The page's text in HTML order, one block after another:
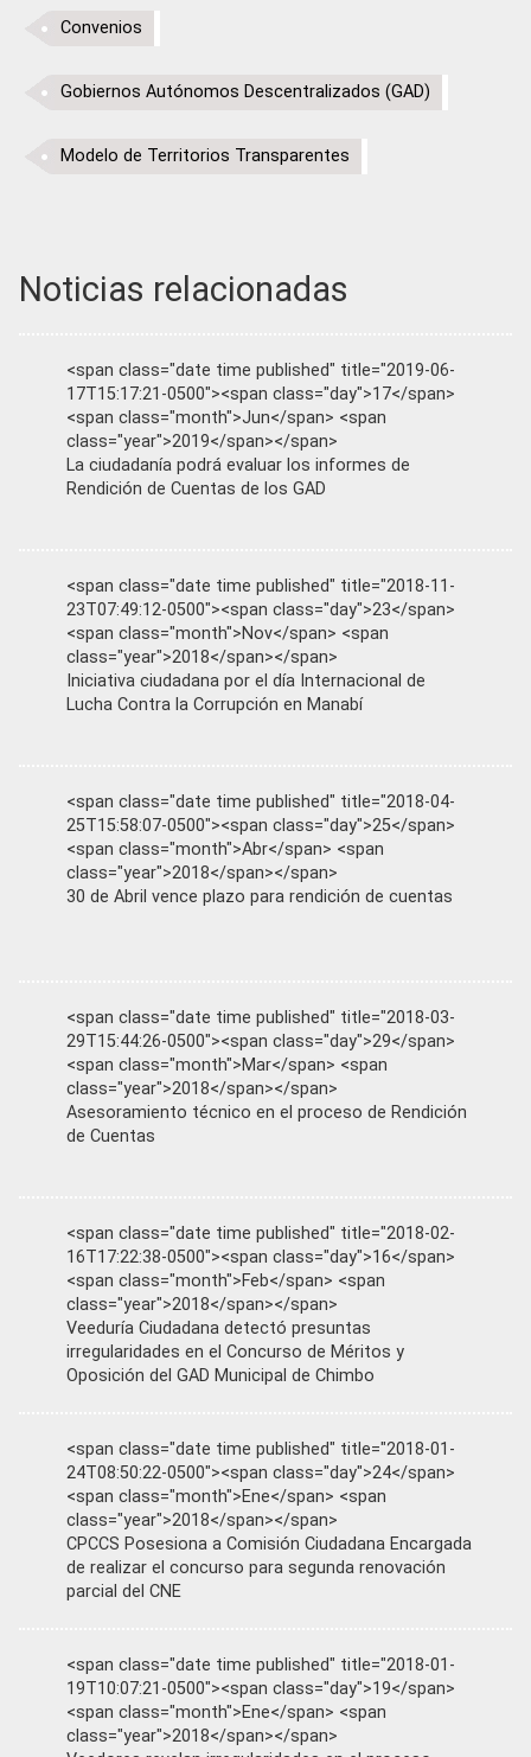
Convenios
Gobiernos Autónomos Descentralizados (GAD)
Modelo de Territorios Transparentes
Noticias relacionadas
<span class="date time published" title="2019-06-
17T15:17:21-0500"><span class="day">17</span>
<span class="month">Jun</span> <span
class="year">2019</span></span>
La ciudadanía podrá evaluar los informes de
Rendición de Cuentas de los GAD
<span class="date time published" title="2018-11-
23T07:49:12-0500"><span class="day">23</span>
<span class="month">Nov</span> <span
class="year">2018</span></span>
Iniciativa ciudadana por el día Internacional de
Lucha Contra la Corrupción en Manabí
<span class="date time published" title="2018-04-
25T15:58:07-0500"><span class="day">25</span>
<span class="month">Abr</span> <span
class="year">2018</span></span>
30 de Abril vence plazo para rendición de cuentas
<span class="date time published" title="2018-03-
29T15:44:26-0500"><span class="day">29</span>
<span class="month">Mar</span> <span
class="year">2018</span></span>
Asesoramiento técnico en el proceso de Rendición
de Cuentas
<span class="date time published" title="2018-02-
16T17:22:38-0500"><span class="day">16</span>
<span class="month">Feb</span> <span
class="year">2018</span></span>
Veeduría Ciudadana detectó presuntas
irregularidades en el Concurso de Méritos y
Oposición del GAD Municipal de Chimbo
<span class="date time published" title="2018-01-
24T08:50:22-0500"><span class="day">24</span>
<span class="month">Ene</span> <span
class="year">2018</span></span>
CPCCS Posesiona a Comisión Ciudadana Encargada
de realizar el concurso para segunda renovación
parcial del CNE
<span class="date time published" title="2018-01-
19T10:07:21-0500"><span class="day">19</span>
<span class="month">Ene</span> <span
class="year">2018</span></span>